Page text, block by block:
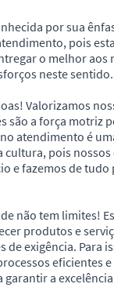
por sua
pois
o melhor aos
neste sentido.
Valorizamos
são a força motriz
atendimento é
pois nossos
e fazemos de tudo
não tem limites!
produtos e
de exigência. Para
eficientes
garantir a